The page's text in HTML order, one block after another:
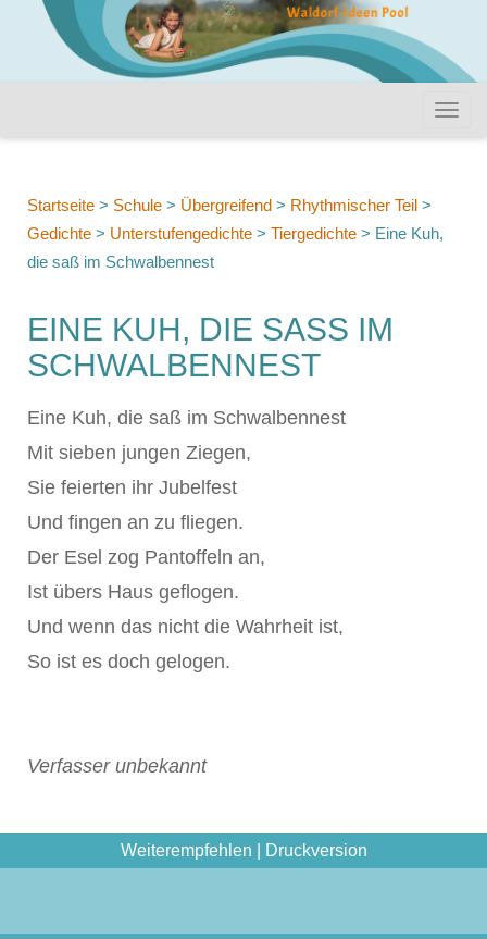
Startseite > Schule > Übergreifend > Rhythmischer Teil >
Gedichte > Unterstufengedichte > Tiergedichte > Eine Kuh,
die saß im Schwalbennest
EINE KUH, DIE SASS IM S
CHWALBENNEST
Eine Kuh, die saß im Schwalbennest
Mit sieben jungen Ziegen,
Sie feierten ihr Jubelfest
Und fingen an zu fliegen.
Der Esel zog Pantoffeln an,
Ist übers Haus geflogen.
Und wenn das nicht die Wahrheit ist,
So ist es doch gelogen.
Verfasser unbekannt
Weiterempfehlen Druckversion